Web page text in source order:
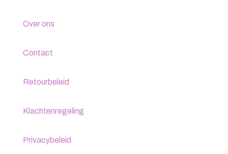
Over ons
Contact
Retourbeleid
Klachtenregeling
Privacybeleid